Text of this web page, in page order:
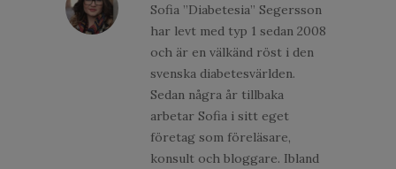
Sofia ”Diabetesia” Segersson
har levt med typ 1 sedan 2008
och är en välkänd röst i den
svenska diabetesvärlden.
Sedan några år tillbaka
arbetar Sofia i sitt eget
företag som föreläsare,
konsult och bloggare. Ibland